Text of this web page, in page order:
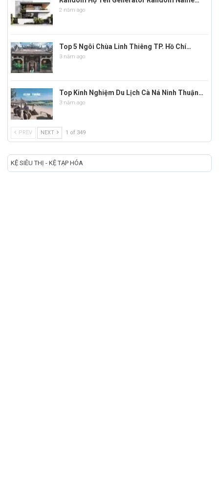
2 năm ago
Top 5 Ngôi Chùa Linh Thiêng TP. Hồ Chí…
3 năm ago
Top Kinh Nghiệm Du Lịch Cà Ná Ninh Thuận…
3 năm ago
PREV NEXT 1 of 349
KỆ SIÊU THỊ - KỆ TẠP HÓA